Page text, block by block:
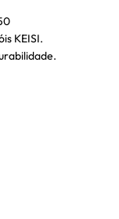
KEISI.